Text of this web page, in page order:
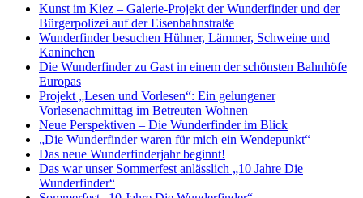
Kunst im Kiez – Galerie-Projekt der Wunderfinder und der
Bürgerpolizei auf der Eisenbahnstraße
Wunderfinder besuchen Hühner, Lämmer, Schweine und
Kaninchen
Die Wunderfinder zu Gast in einem der schönsten Bahnhöfe
Europas
Projekt „Lesen und Vorlesen“: Ein gelungener
Vorlesenachmittag im Betreuten Wohnen
Neue Perspektiven – Die Wunderfinder im Blick
„Die Wunderfinder waren für mich ein Wendepunkt“
Das neue Wunderfinderjahr beginnt!
Das war unser Sommerfest anlässlich „10 Jahre Die
Wunderfinder“